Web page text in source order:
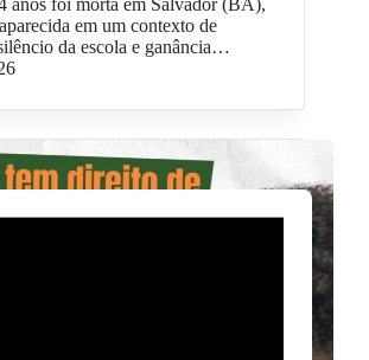
anos foi morta em Salvador (BA),
em um contexto de
da escola e ganância…